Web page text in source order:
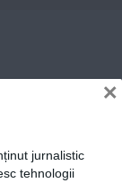
×
jurnalistic
tehnologii